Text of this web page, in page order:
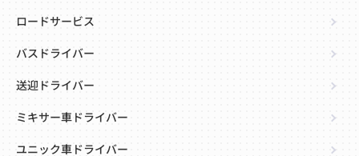
ロードサービス
バスドライバー
送迎ドライバー
ミキサー車ドライバー
ユニック車ドライバー